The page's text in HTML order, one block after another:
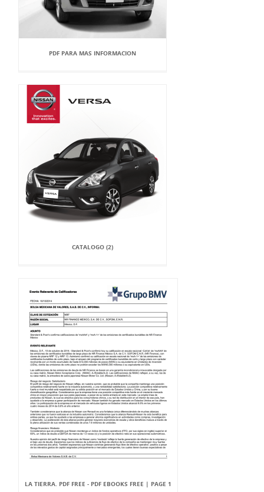
PDF PARA MAS INFORMACION
CATALOGO (2)
LA TIERRA. PDF FREE - PDF EBOOKS FREE | PAGE 1